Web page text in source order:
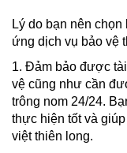
Lý do bạn nên
ứng dịch vụ bảo vệ
1. Đảm bảo được
vệ cũng như cần
trông nom 24/24.
thực hiện tốt và
việt thiên long.